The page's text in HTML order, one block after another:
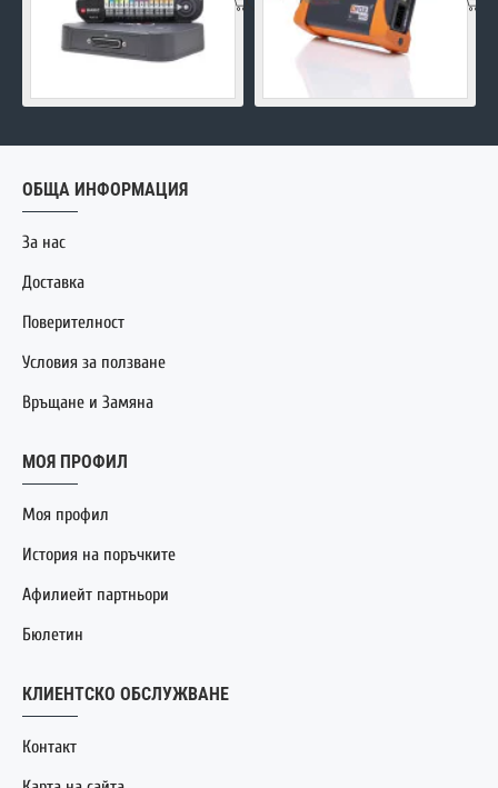
ОБЩА ИНФОРМАЦИЯ
За нас
Доставка
Поверителност
Условия за ползване
Връщане и Замяна
МОЯ ПРОФИЛ
Моя профил
История на поръчките
Афилиейт партньори
Бюлетин
КЛИЕНТСКО ОБСЛУЖВАНЕ
Контакт